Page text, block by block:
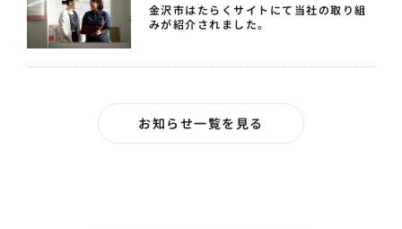
金沢市はたらくサイトにて当社の取り組
みが紹介されました。
お知らせ一覧を見る